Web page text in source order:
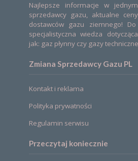
Najlepsze informacje w
sprzedawcy gazu, aktualne
dostawców gazu ziemnego!
specjalistyczna wiedza
jak: gaz płynny czy gazy techniczne
Zmiana Sprzedawcy Gazu PL
Kontakt i reklama
Polityka prywatności
Regulamin serwisu
Przeczytaj koniecznie